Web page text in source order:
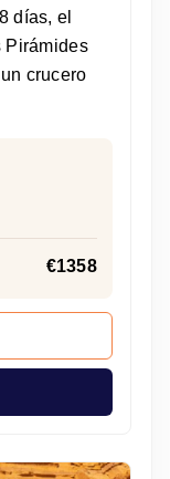
días, el
Pirámides
crucero
€1358